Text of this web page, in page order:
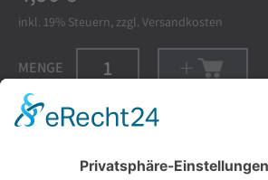
inkl. 19% Steuern, zzgl. Versandkosten
MENGE